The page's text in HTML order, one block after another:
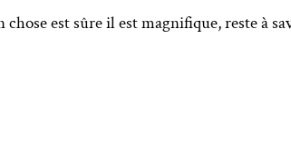
chose est sûre il est magnifique, reste à